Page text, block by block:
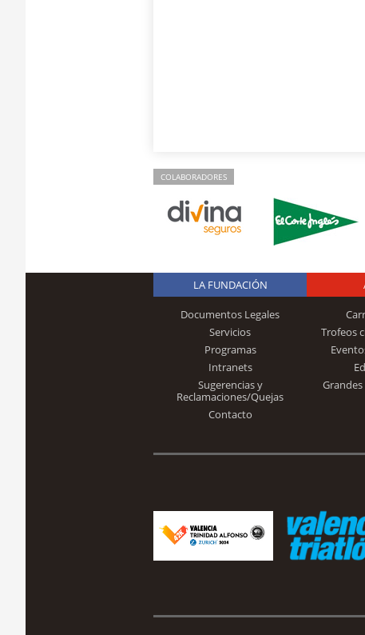
COLABORADORES
LA FUNDACIÓN
Documentos Legales
Servicios
Programas
Intranets
Sugerencias y
Reclamaciones/Quejas
Contacto
Trofeos